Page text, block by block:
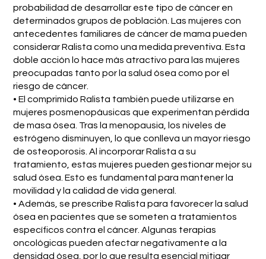
probabilidad de desarrollar este tipo de cáncer en
determinados grupos de población. Las mujeres con
antecedentes familiares de cáncer de mama pueden
considerar Ralista como una medida preventiva. Esta
doble acción lo hace más atractivo para las mujeres
preocupadas tanto por la salud ósea como por el
riesgo de cáncer.
• El comprimido Ralista también puede utilizarse en
mujeres posmenopáusicas que experimentan pérdida
de masa ósea. Tras la menopausia, los niveles de
estrógeno disminuyen, lo que conlleva un mayor riesgo
de osteoporosis. Al incorporar Ralista a su
tratamiento, estas mujeres pueden gestionar mejor su
salud ósea. Esto es fundamental para mantener la
movilidad y la calidad de vida general.
• Además, se prescribe Ralista para favorecer la salud
ósea en pacientes que se someten a tratamientos
específicos contra el cáncer. Algunas terapias
oncológicas pueden afectar negativamente a la
densidad ósea, por lo que resulta esencial mitigar